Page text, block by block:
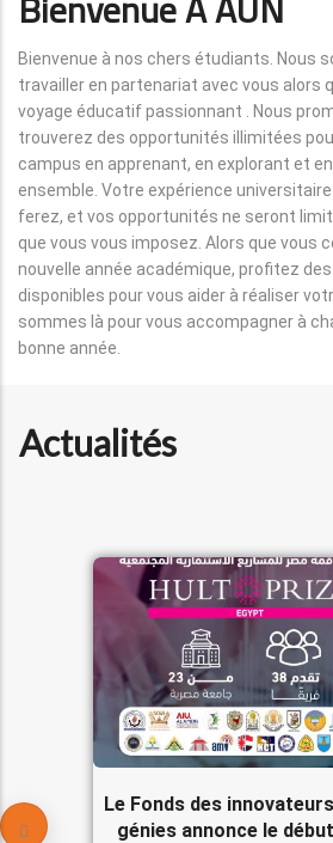
Bienvenue à nos chers étudiants. Nous
travailler en partenariat avec vous alors
voyage éducatif passionnant . Nous
trouverez des opportunités illimitées
campus en apprenant, en explorant et
ensemble. Votre expérience
ferez, et vos opportunités ne seront
que vous vous imposez. Alors que vous
nouvelle année académique, profitez
disponibles pour vous aider à réaliser
sommes là pour vous accompagner à
bonne année.
Actualités
Le Fonds des
génies annonce le